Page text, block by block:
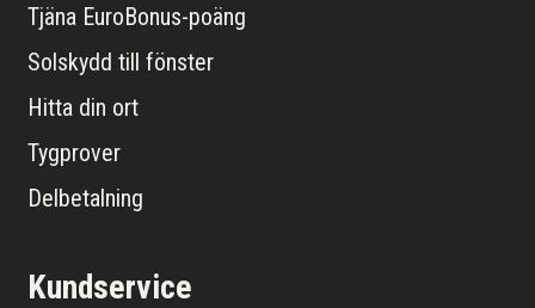
Tjäna EuroBonus-poäng
Solskydd till fönster
Hitta din ort
Tygprover
Delbetalning
Kundservice